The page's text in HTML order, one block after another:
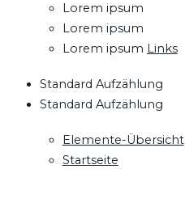
Lorem ipsum
Lorem ipsum
Lorem ipsum Links
Standard Aufzählung
Standard Aufzählung
Elemente-Übersicht
Startseite